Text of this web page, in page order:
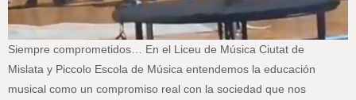
Siempre comprometidos… En el Liceu de Música Ciutat de
Mislata y Piccolo Escola de Música entendemos la educación
musical como un compromiso real con la sociedad que nos